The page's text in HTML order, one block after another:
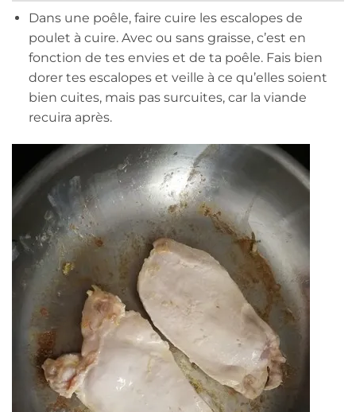
Dans une poêle, faire cuire les escalopes de
poulet à cuire. Avec ou sans graisse, c’est en
fonction de tes envies et de ta poêle. Fais bien
dorer tes escalopes et veille à ce qu’elles soient
bien cuites, mais pas surcuites, car la viande
recuira après.